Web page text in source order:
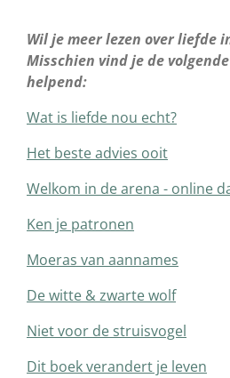
Wil je meer lezen over liefde
Misschien vind je de
helpend:
Wat is liefde nou echt?
Het beste advies ooit
Welkom in de arena - online
Ken je patronen
Moeras van aannames
De witte & zwarte wolf
Niet voor de struisvogel
Dit boek verandert je leven